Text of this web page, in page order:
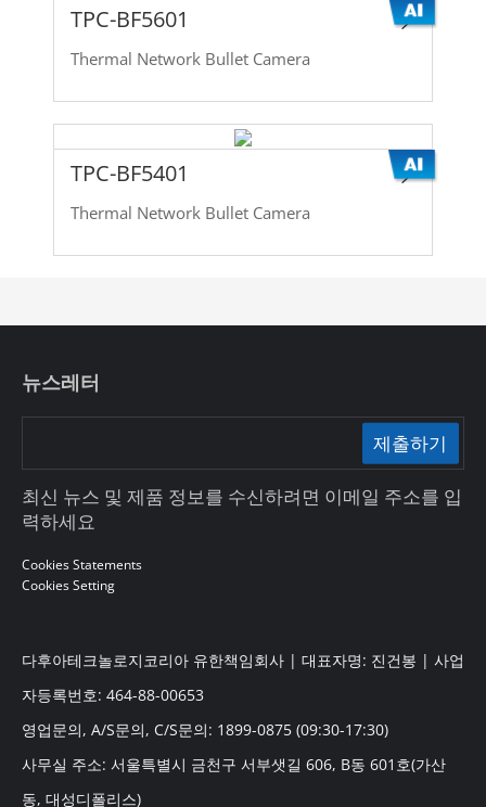
TPC-BF5601
Thermal Network Bullet Camera
TPC-BF5401
Thermal Network Bullet Camera
뉴스레터
제출하기
최신 뉴스 및 제품 정보를 수신하려면 이메일 주소를 입
력하세요
Cookies Statements
Cookies Setting
다후아테크놀로지코리아 유한책임회사 | 대표자명: 진건봉 | 사업
자등록번호: 464-88-00653
영업문의, A/S문의, C/S문의: 1899-0875 (09:30-17:30)
사무실 주소: 서울특별시 금천구 서부샛길 606, B동 601호(가산
동, 대성디폴리스)